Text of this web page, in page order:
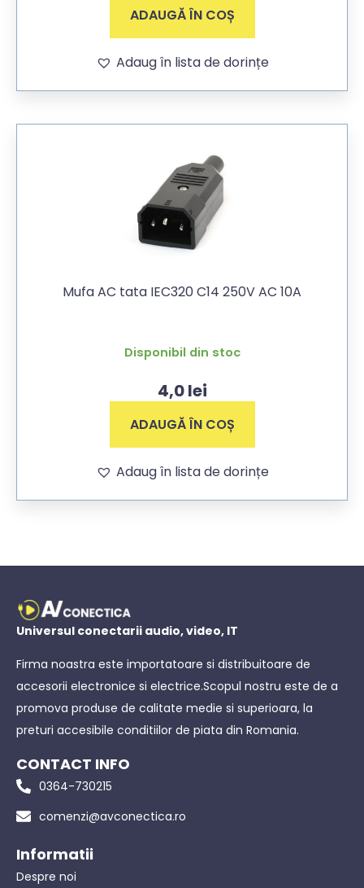
ADAUGĂ ÎN COȘ
Adaug în lista de dorințe
Mufa AC tata IEC320 C14 250V AC 10A
Disponibil din stoc
4,0lei
ADAUGĂ ÎN COȘ
Adaug în lista de dorințe
Universul conectarii audio, video, IT
Firma noastra este importatoare si distribuitoare de
accesorii electronice si electrice.Scopul nostru este de a
promova produse de calitate medie si superioara, la
preturi accesibile conditiilor de piata din Romania.
CONTACT INFO
0364-730215
comenzi@avconectica.ro
Informatii
Despre noi